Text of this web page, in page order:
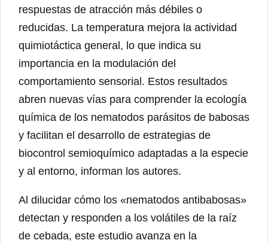
respuestas de atracción más débiles o
reducidas. La temperatura mejora la actividad
quimiotáctica general, lo que indica su
importancia en la modulación del
comportamiento sensorial. Estos resultados
abren nuevas vías para comprender la ecología
química de los nematodos parásitos de babosas
y facilitan el desarrollo de estrategias de
biocontrol semioquímico adaptadas a la especie
y al entorno, informan los autores.
Al dilucidar cómo los «nematodos antibabosas»
detectan y responden a los volátiles de la raíz
de cebada, este estudio avanza en la